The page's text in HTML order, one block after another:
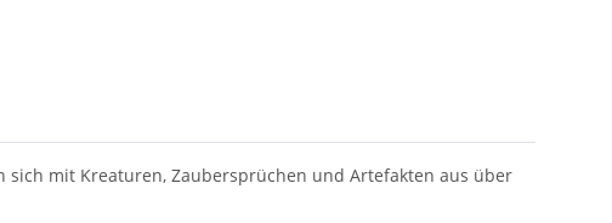
mit Kreaturen, Zaubersprüchen und Artefakten aus über